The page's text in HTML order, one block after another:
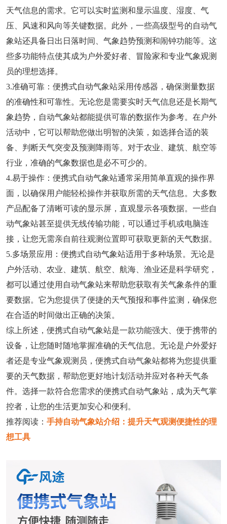
天气信息的需求。它可以实时监测和显示温度、湿度、气
压、风速和风向等关键数据。此外，一些高级型号的自动气
象站还具备日出日落时间、气象趋势预测和闹钟功能等。这
些多功能特点使其成为户外爱好者、冒险家和专业气象观测
员的理想选择。
3.准确可靠：便携式自动气象站采用传感器，确保测量数据
的准确性和可靠性。无论您是需要实时天气信息还是长期气
象趋势，自动气象站都能提供可靠的数据作为参考。在户外
活动中，它可以帮助您做出明智的决策，如选择合适的装
备、判断天气突变及预测降雨等。对于农业、建筑、航空等
行业，准确的气象数据也是必不可少的。
4.易于操作：便携式自动气象站通常采用简单直观的操作界
面，以确保用户能轻松操作并获取所需的天气信息。大多数
产品配备了清晰可读的显示屏，直观显示各项数据。一些自
动气象站甚至提供无线传输功能，可以通过手机或电脑连
接，让您无需亲自前往观测位置即可获取更新的天气数据。
5.多场景应用：便携式自动气象站适用于多种场景。无论是
户外活动、农业、建筑、航空、航海、渔业还是科学研究，
都可以通过使用自动气象站来帮助您获取有关气象条件的重
要数据。它为您提供了便捷的天气预报和事件监测，确保您
在合适的时间做出正确的决策。
综上所述，便携式自动气象站是一款功能强大、便于携带的
设备，让您随时随地掌握准确的天气信息。无论是户外爱好
者还是专业气象观测员，便携式自动气象站都将为您提供重
要的天气数据，帮助您更好地计划活动并应对各种天气条
件。选择一款符合您需求的便携式自动气象站，成为天气掌
控者，让您的生活更加安心和便利。
推荐阅读： 手持自动气象站介绍：提升天气观测便捷性的理
想工具